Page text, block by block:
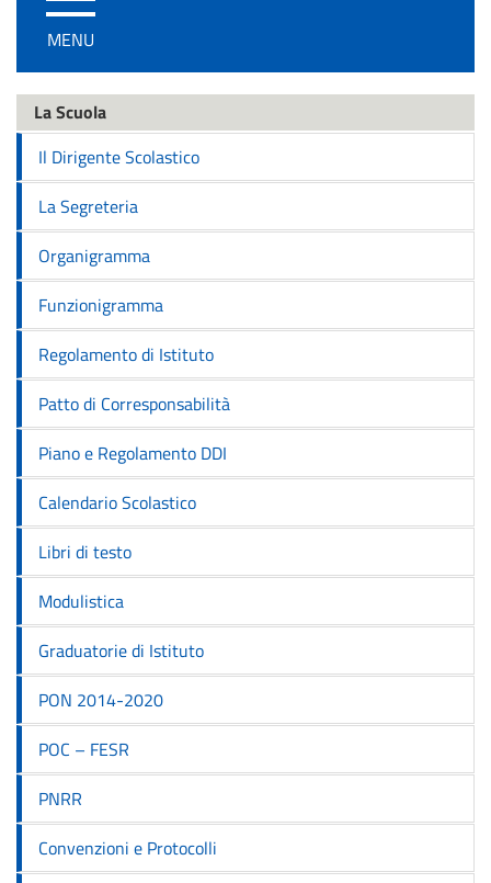
/
disattiva
navigazione
MENU
La Scuola
Il Dirigente Scolastico
La Segreteria
Organigramma
Funzionigramma
Regolamento di Istituto
Patto di Corresponsabilità
Piano e Regolamento DDI
Calendario Scolastico
Libri di testo
Modulistica
Graduatorie di Istituto
PON 2014-2020
POC – FESR
PNRR
Convenzioni e Protocolli